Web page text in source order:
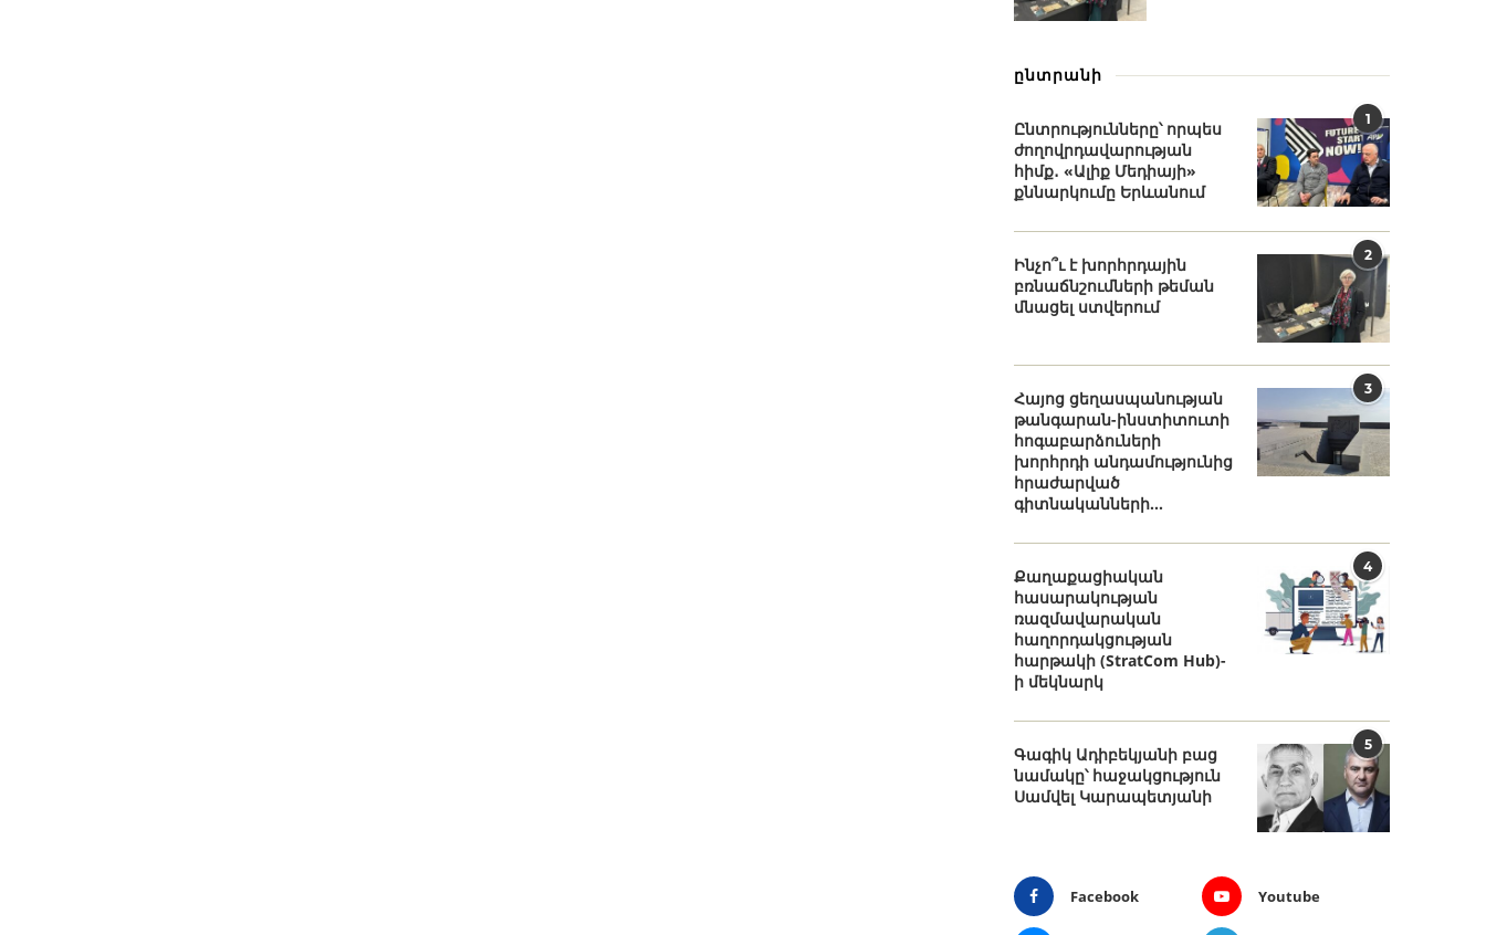
ընտրանի
1
Ընտրությունները՝ որպես
ժողովրդավարության
հիմք․ «Ալիք Մեդիայի»
քննարկումը Երևանում
2
Ինչո՞ւ է խորհրդային
բռնաճնշումների թեման
մնացել ստվերում
3
Հայոց ցեղասպանության
թանգարան-ինստիտուտի
հոգաբարձուների
խորհրդի անդամությունից
հրաժարված
գիտնականների...
4
Քաղաքացիական
հասարակության
ռազմավարական
հաղորդակցության
հարթակի (StratCom Hub)-
ի մեկնարկ
5
Գագիկ Ադիբեկյանի բաց
նամակը՝ հաջակցություն
Սամվել Կարապետյանի
Facebook Youtube